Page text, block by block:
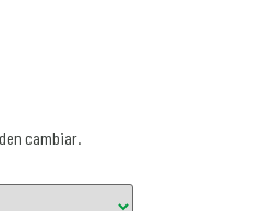
cambiar.